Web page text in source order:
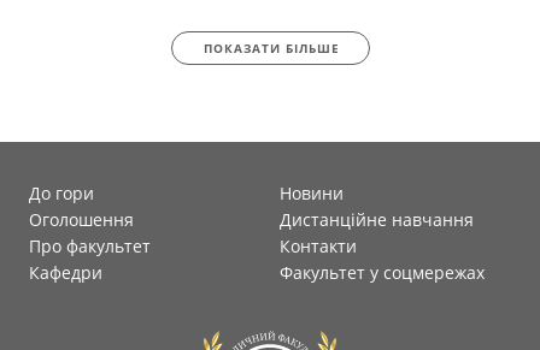
ПОКАЗАТИ БІЛЬШЕ
До гори
Новини
Оголошення
Дистанційне навчання
Про факультет
Контакти
Кафедри
Факультет у соцмережах